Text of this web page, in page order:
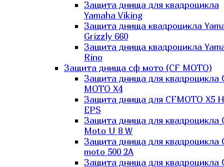
Защита днища для квадроцикла
Yamaha Viking
Защита днища квадроцикла
Grizzly 660
Защита днища квадроцикла
Rino
Защита днища сф мото (CF MOTO)
Защита днища для квадроцикла
MOTO X4
Защита днища для CFMOTO X5
EPS
Защита днища для квадроцикла
Moto U 8 W
Защита днища для квадроцикла
moto 500 2A
Защита днища для квадроцикла